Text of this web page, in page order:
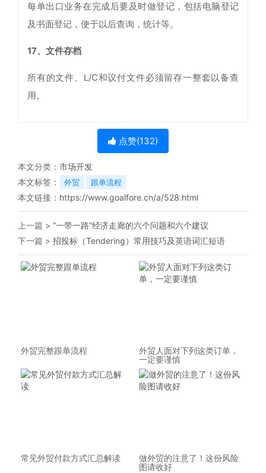
每单出口业务在完成后要及时做登记，包括电脑登记
及书面登记，便于以后查询，统计等。
17、文件存档
所有的文件、L/C和议付文件必须留存一整套以备查
用。
点赞(132)
本文分类： 市场开发
本文标签：
外贸 跟单流程
本文链接： https://www.goalfore.cn/a/528.html
上一篇 > “一带一路”经济走廊的六个问题和六个建议
下一篇 > 招投标（Tendering）常用技巧及英语词汇短语
外贸完整跟单流程
外贸人面对下列这类订单，
一定要谨慎
常见外贸付款方式汇总解读
做外贸的注意了！这份风险
图请收好